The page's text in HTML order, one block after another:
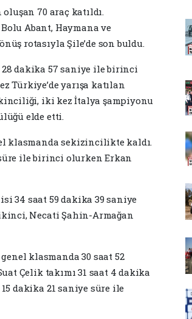
oluşan 70 araç katıldı.
Abant, Haymana ve
rotasıyla Şile’de son buldu.
dakika 57 saniye ile birinci
Türkiye’de yarışa katılan
iki kez İtalya şampiyonu
elde etti.
klasmanda sekizincilikte kaldı.
ile birinci olurken Erkan
34 saat 59 dakika 39 saniye
Necati Şahin-Armağan
klasmanda 30 saat 52
Çelik takımı 31 saat 4 dakika
dakika 21 saniye süre ile